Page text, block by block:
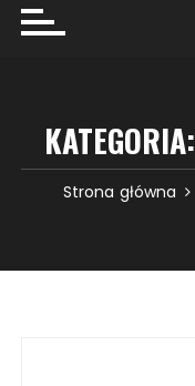
KATEGORIA:
Strona główna